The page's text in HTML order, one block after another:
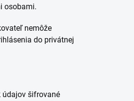
osobami.
nemôže
do privátnej
údajov šifrované